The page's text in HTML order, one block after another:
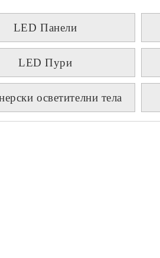
LED Панели
LED Пури
осветителни тела